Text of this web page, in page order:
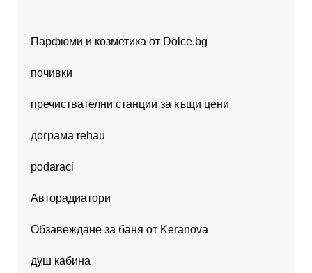
Парфюми и козметика от Dolce.bg
почивки
пречиствателни станции за къщи цени
дограма rehau
podaraci
Авторадиатори
Обзавеждане за баня от Keranova
душ кабина